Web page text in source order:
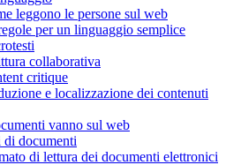
leggono le persone sul web
per un linguaggio semplice
collaborativa
critique
e localizzazione dei contenuti
vanno sul web
documenti
di lettura dei documenti elettronici